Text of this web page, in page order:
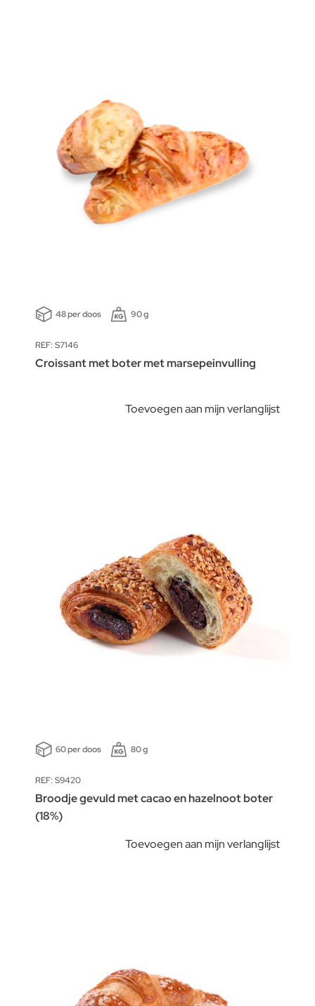
48 per doos 90 g
REF: S7146
Croissant met boter met marsepeinvulling
Toevoegen aan mijn verlanglijst
60 per doos 80 g
REF: S9420
Broodje gevuld met cacao en hazelnoot boter
(18%)
Toevoegen aan mijn verlanglijst